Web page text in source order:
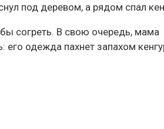
под деревом, а рядом спал
согреть. В свою очередь, мама
одежда пахнет запахом